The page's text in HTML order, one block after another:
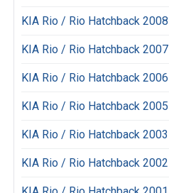
KIA Rio / Rio Hatchback 2008
KIA Rio / Rio Hatchback 2007
KIA Rio / Rio Hatchback 2006
KIA Rio / Rio Hatchback 2005
KIA Rio / Rio Hatchback 2003
KIA Rio / Rio Hatchback 2002